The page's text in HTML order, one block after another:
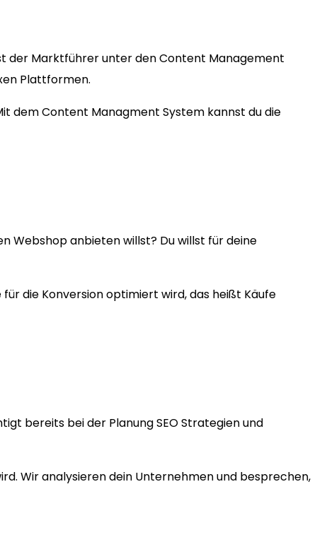
der Marktführer unter den Content Management
Plattformen.
dem Content Managment System kannst du die
Webshop anbieten willst? Du willst für deine
die Konversion optimiert wird, das heißt Käufe
bereits bei der Planung SEO Strategien und
Wir analysieren dein Unternehmen und besprechen,